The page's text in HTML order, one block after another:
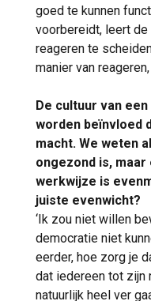
goed te kunnen
voorbereidt, leert de
reageren te
manier van
De cultuur van
worden beïnvloed
macht. We weten
ongezond is,
werkwijze is
juiste evenwicht?
‘Ik zou niet willen
democratie niet
eerder, hoe zorg je
dat iedereen tot zijn
natuurlijk heel ver